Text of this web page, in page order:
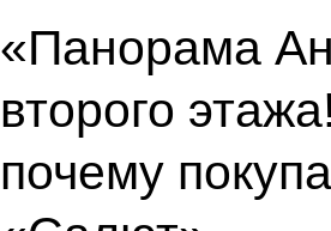
«Панорама
второго
почему